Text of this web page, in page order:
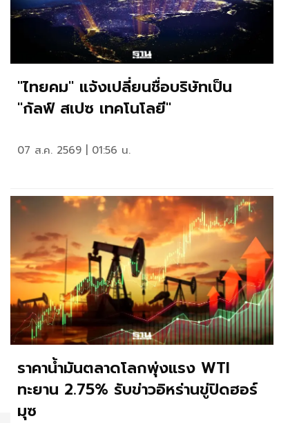
"ไทยคม" แจ้งเปลี่ยนชื่อบริษัทเป็น
"กัลฟ์ สเปซ เทคโนโลยี"
07 ส.ค. 2569 | 01:56 น.
ราคาน้ำมันตลาดโลกพุ่งแรง WTI
ทะยาน 2.75% รับข่าวอิหร่านขู่ปิดฮอร์
มุซ